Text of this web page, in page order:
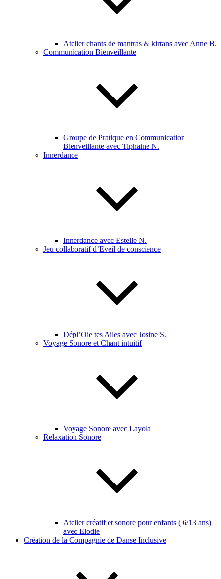
Atelier chants de mantras & kirtans avec Anne B.
Communication Bienveillante
Groupe de Pratique en Communication
Bienveillante avec Tiphaine N.
Innerdance
Innerdance avec Estelle N.
Jeu collaboratif d’Eveil de conscience
Dépl’Oie tes Ailes avec Josine S.
Voyage Sonore et Chant intuitif
Voyage Sonore avec Layola
Relaxation Sonore
Atelier créatif et sonore pour enfants ( 6/13 ans)
avec Elodie
Création de la Compagnie de Danse Inclusive